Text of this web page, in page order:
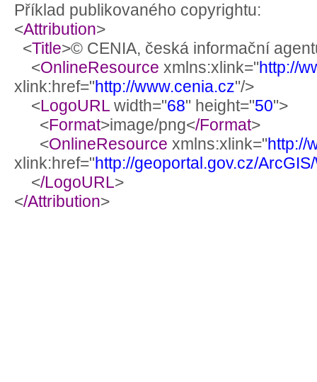
Příklad publikovaného copyrightu:
<Attribution>
<Title>© CENIA, česká informační
<OnlineResource xmlns:xlink="http://
xlink:href="http://www.cenia.cz"/>
<LogoURL width="68" height="50">
<Format>image/png</Format>
<OnlineResource xmlns:xlink="http://
xlink:href="http://geoportal.gov.cz/
</LogoURL>
</Attribution>